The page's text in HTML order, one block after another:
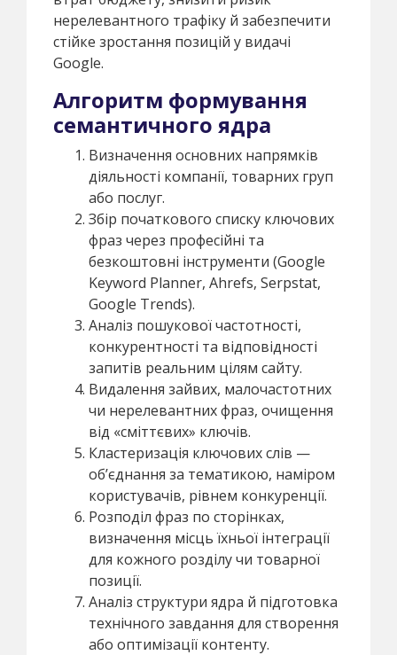
нерелевантного трафіку й забезпечити
стійке зростання позицій у видачі
Google.
Алгоритм формування
семантичного ядра
Визначення основних напрямків
діяльності компанії, товарних груп
або послуг.
Збір початкового списку ключових
фраз через професійні та
безкоштовні інструменти (Google
Keyword Planner, Ahrefs, Serpstat,
Google Trends).
Аналіз пошукової частотності,
конкурентності та відповідності
запитів реальним цілям сайту.
Видалення зайвих, малочастотних
чи нерелевантних фраз, очищення
від «сміттєвих» ключів.
Кластеризація ключових слів —
об’єднання за тематикою, наміром
користувачів, рівнем конкуренції.
Розподіл фраз по сторінках,
визначення місць їхньої інтеграції
для кожного розділу чи товарної
позиції.
Аналіз структури ядра й підготовка
технічного завдання для створення
або оптимізації контенту.